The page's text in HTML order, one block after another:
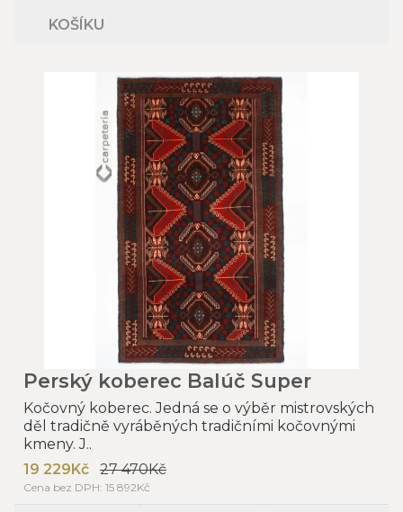
KOŠÍKU
Perský koberec Balúč Super
Kočovný koberec. Jedná se o výběr mistrovských
děl tradičně vyráběných tradičními kočovnými
kmeny. J..
19 229Kč
27 470Kč
Cena bez DPH: 15 892Kč